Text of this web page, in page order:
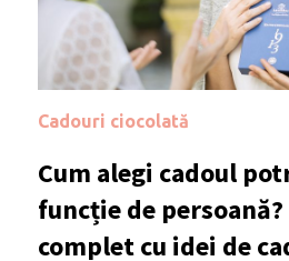
Cadouri ciocolată
Cum alegi cadoul
funcție de persoană?
complet cu idei de